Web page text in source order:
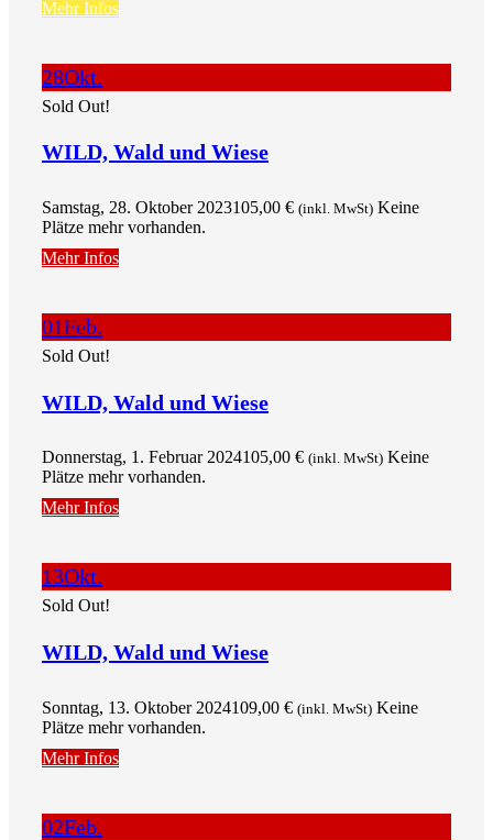
Mehr Infos
28Okt.
Sold Out!
WILD, Wald und Wiese
Samstag, 28. Oktober 2023105,00 € (inkl. MwSt) Keine
Plätze mehr vorhanden.
Mehr Infos
01Feb.
Sold Out!
WILD, Wald und Wiese
Donnerstag, 1. Februar 2024105,00 € (inkl. MwSt) Keine
Plätze mehr vorhanden.
Mehr Infos
13Okt.
Sold Out!
WILD, Wald und Wiese
Sonntag, 13. Oktober 2024109,00 € (inkl. MwSt) Keine
Plätze mehr vorhanden.
Mehr Infos
02Feb.